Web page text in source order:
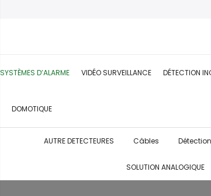
SYSTÈMES D’ALARME VIDÉO SURVEILLANCE DÉTECTION
DOMOTIQUE
AUTRE DETECTEURES Câbles
SOLUTION ANALOGIQUE